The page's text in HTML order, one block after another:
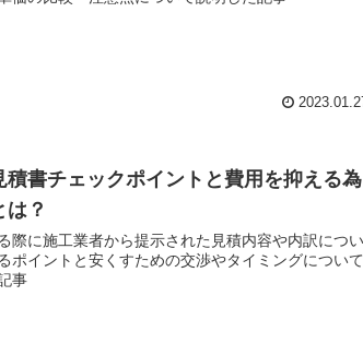
積書チェックポイントと費用を抑える為
は？
際に施工業者から提示された見積内容や内訳につい
ポイントと安くすための交渉やタイミングについて
事